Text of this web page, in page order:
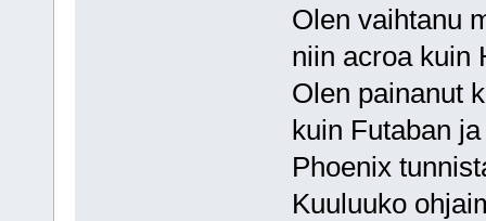
Olen vaihtanu
niin acroa kuin
Olen painanut
kuin Futaban
Phoenix
Kuuluuko